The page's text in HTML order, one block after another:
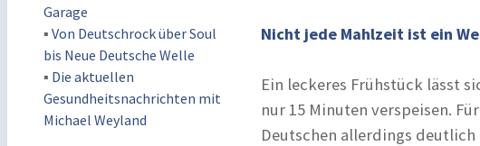
Garage
▪ Von Deutschrock über Soul
bis Neue Deutsche Welle
▪ Die aktuellen
Gesundheitsnachrichten mit
Michael Weyland
Nicht jede Mahlzeit ist ein
Ein leckeres Frühstück lässt
nur 15 Minuten verspeisen.
Deutschen allerdings